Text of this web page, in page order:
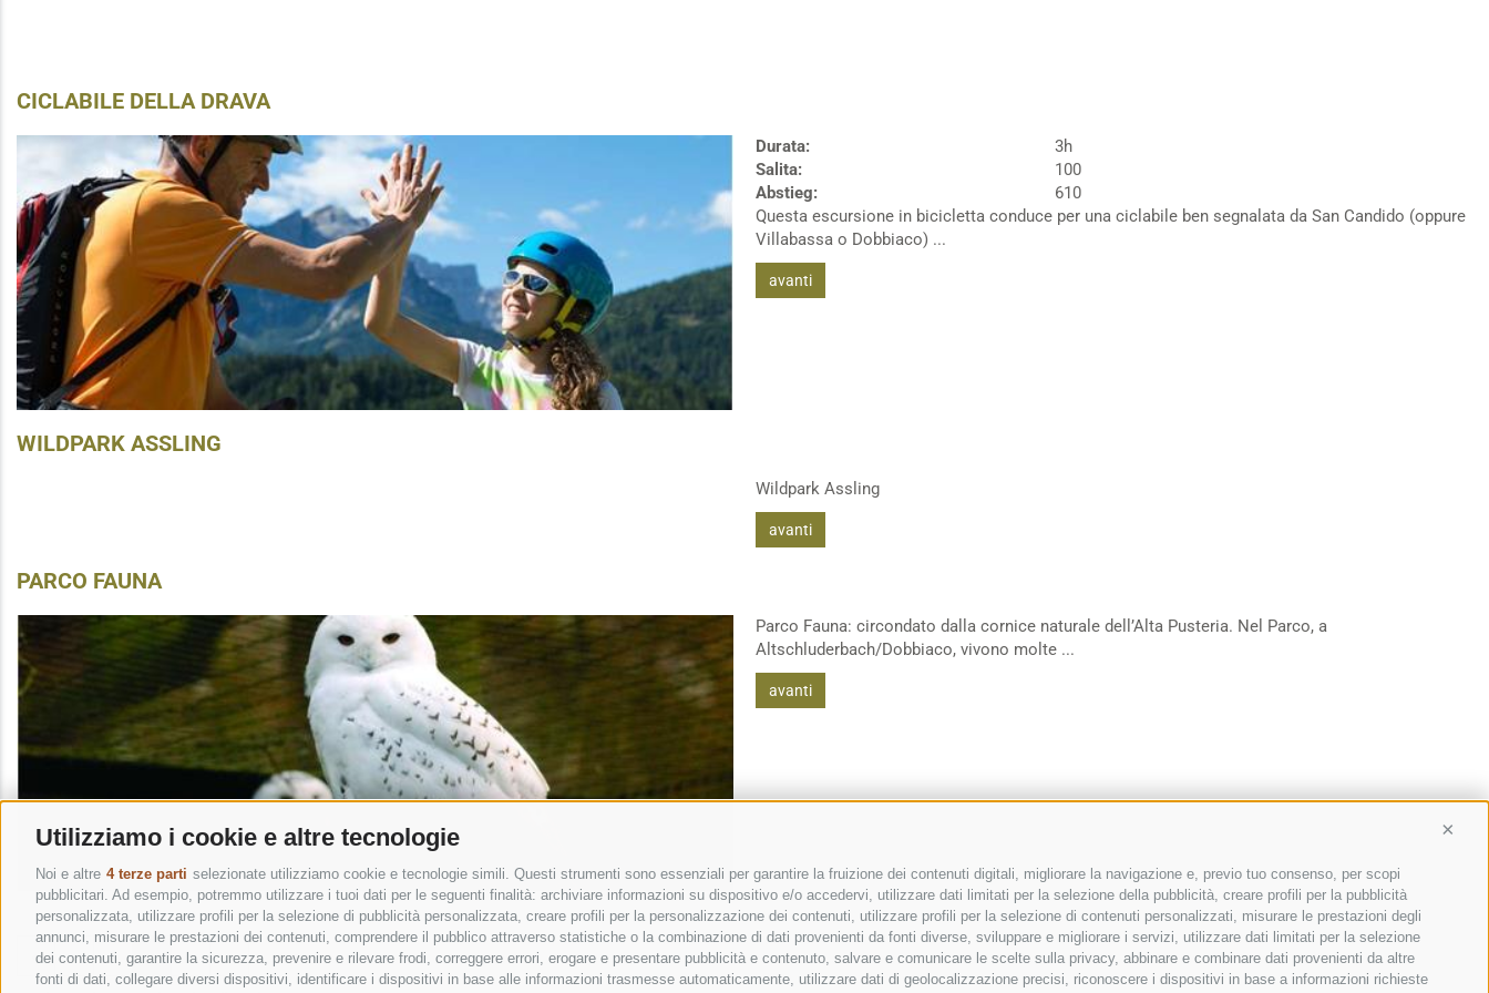
Utilizziamo i cookie e altre tecnologie
Noi e altre 4 terze parti selezionate utilizziamo cookie e tecnologie simili. Questi strumenti sono essenziali per garantire la fruizione dei contenuti digitali, migliorare la navigazione e, previo tuo consenso, per scopi
pubblicitari. Ad esempio, potremmo utilizzare i tuoi dati per le seguenti finalità: archiviare informazioni su dispositivo e/o accedervi, utilizzare dati limitati per la selezione della pubblicità, creare profili per la pubblicità
personalizzata, utilizzare profili per la selezione di pubblicità personalizzata, creare profili per la personalizzazione dei contenuti, utilizzare profili per la selezione di contenuti personalizzati, misurare le prestazioni degli
annunci, misurare le prestazioni dei contenuti, comprendere il pubblico attraverso statistiche o la combinazione di dati provenienti da fonti diverse, sviluppare e migliorare i servizi, utilizzare dati limitati per la selezione
dei contenuti, garantire la sicurezza, prevenire e rilevare frodi, correggere errori, erogare e presentare pubblicità e contenuto, salvare e comunicare le scelte sulla privacy, abbinare e combinare dati provenienti da altre
fonti di dati, collegare diversi dispositivi, identificare i dispositivi in base alle informazioni trasmesse automaticamente, utilizzare dati di geolocalizzazione precisi, riconoscere i dispositivi in base a informazioni richieste
CICLABILE DELLA DRAVA
Durata:
3h
Salita:
100
Abstieg:
610
Questa escursione in bicicletta conduce per una ciclabile ben segnalata da San Candido (oppure
Villabassa o Dobbiaco) ...
avanti
WILDPARK ASSLING
Wildpark Assling
avanti
PARCO FAUNA
Parco Fauna: circondato dalla cornice naturale dell’Alta Pusteria. Nel Parco, a
Altschluderbach/Dobbiaco, vivono molte ...
avanti
« ‹ 1 2 › »